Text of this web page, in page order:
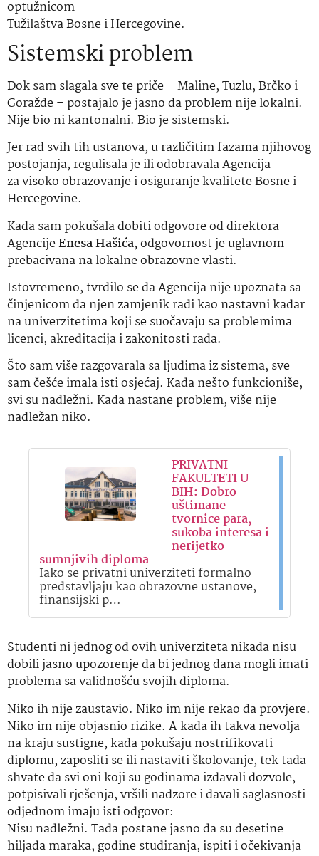
optužnicom
Tužilaštva Bosne i Hercegovine.
Sistemski problem
Dok sam slagala sve te priče – Maline, Tuzlu, Brčko i
Goražde – postajalo je jasno da problem nije lokalni.
Nije bio ni kantonalni. Bio je sistemski.
Jer rad svih tih ustanova, u različitim fazama njihovog
postojanja, regulisala je ili odobravala Agencija
za visoko obrazovanje i osiguranje kvalitete Bosne i
Hercegovine.
Kada sam pokušala dobiti odgovore od direktora
AgencijeEnesa Hašića, odgovornost je uglavnom
prebacivana na lokalne obrazovne vlasti.
Istovremeno, tvrdilo se da Agencija nije upoznata sa
činjenicom da njen zamjenik radi kao nastavni kadar
na univerzitetima koji se suočavaju sa problemima
licenci, akreditacija i zakonitosti rada.
Što sam više razgovarala sa ljudima iz sistema, sve
sam češće imala isti osjećaj. Kada nešto funkcioniše,
svi su nadležni. Kada nastane problem, više nije
nadležan niko.
PRIVATNI
FAKULTETI U
BIH: Dobro
uštimane
tvornice para,
sukoba interesa i
nerijetko
sumnjivih diploma
Iako se privatni univerziteti formalno
predstavljaju kao obrazovne ustanove,
finansijski p…
Studenti ni jednog od ovih univerziteta nikada nisu
dobili jasno upozorenje da bi jednog dana mogli imati
problema sa validnošću svojih diploma.
Niko ih nije zaustavio. Niko im nije rekao da provjere.
Niko im nije objasnio rizike. A kada ih takva nevolja
na kraju sustigne, kada pokušaju nostrifikovati
diplomu, zaposliti se ili nastaviti školovanje, tek tada
shvate da svi oni koji su godinama izdavali dozvole,
potpisivali rješenja, vršili nadzore i davali saglasnosti
odjednom imaju isti odgovor:
Nisu nadležni. Tada postane jasno da su desetine
hiljada maraka, godine studiranja, ispiti i očekivanja